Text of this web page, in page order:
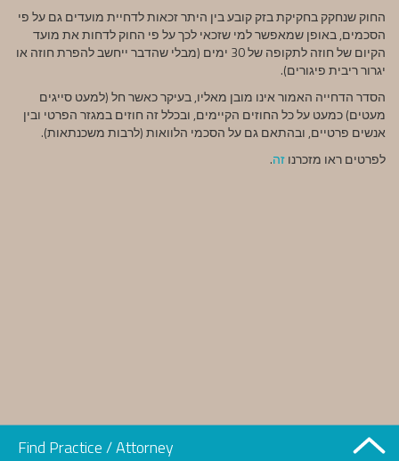
החוק שנחקק בחקיקת בזק קובע בין היתר זכאות לדחיית מועדים גם על פי
הסכמים, באופן שמאפשר למי שזכאי לכך על פי החוק לדחות את מועד
הקיום של חוזה לתקופה של 30 ימים (מבלי שהדבר ייחשב להפרת חוזה או
יגרור ריבית פיגורים).
הסדר הדחייה האמור אינו מובן מאליו, בעיקר כאשר חל (למעט סייגים
מעטים) כמעט על כל החוזים הקיימים, ובכלל זה חוזים במגזר הפרטי ובין
אנשים פרטיים, ובהתאם גם על הסכמי הלוואות (לרבות משכנתאות).
לפרטים ראו מזכרנוזה.
Find Practice / Attorney